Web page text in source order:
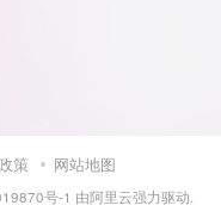
策 网站地图
号-1 由阿里云强力驱动.